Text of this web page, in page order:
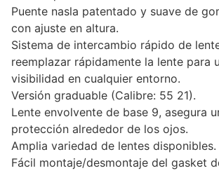
Puente nasla patentado y suave de
con ajuste en altura.
Sistema de intercambio rápido de
reemplazar rápidamente la lente para
visibilidad en cualquier entorno.
Versión graduable (Calibre: 55 21).
Lente envolvente de base 9, asegura
protección alrededor de los ojos.
Amplia variedad de lentes disponibles.
Fácil montaje/desmontaje del gasket